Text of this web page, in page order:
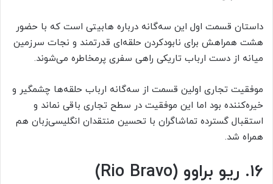
داستان قسمت اول این سه‌گانه درباره هابیتی است که با حضور
هشت همراهش برای نابودکردن حلقه‌ای قدرتمند و نجات سرزمین
میانه از دست ارباب تاریکی راهی سفری پرمخاطره می‌شوند.
موفقیت تجاری اولین قسمت از سه‌گانه ارباب حلقه‌ها چشمگیر و
خیره‌کننده بود اما این موفقیت در سطح تجاری باقی نماند و
استقبال گسترده تماشاگران با تحسین منتقدان انگلیسی‌زبان هم
همراه شد.
۱۶. ریو براوو (Rio Bravo)